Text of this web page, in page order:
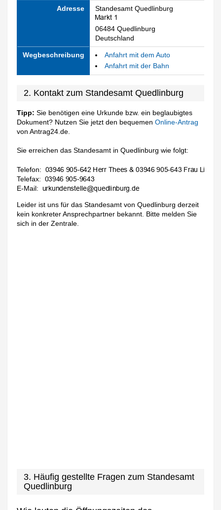
Adresse Standesamt Quedlinburg
06484 Quedlinburg
Deutschland
Wegbeschreibung
Anfahrt mit dem Auto
Anfahrt mit der Bahn
2. Kontakt zum Standesamt Quedlinburg
Tipp: Sie benötigen eine Urkunde bzw. ein beglaubigtes
Dokument? Nutzen Sie jetzt den bequemenOnline-Antrag
von Antrag24.de.
Sie erreichen das Standesamt in Quedlinburg wie folgt:
Telefon:
Telefax:
E-Mail:
Leider ist uns für das Standesamt von Quedlinburg derzeit
kein konkreter Ansprechpartner bekannt. Bitte melden Sie
sich in der Zentrale.
3. Häufig gestellte Fragen zum Standesamt
Quedlinburg